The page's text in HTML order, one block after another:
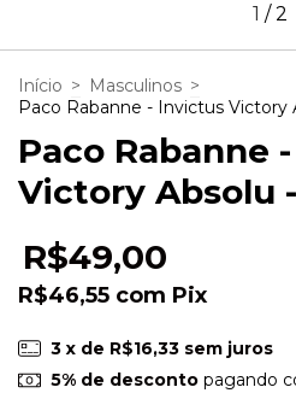
1 /2
Início > Masculinos >
Paco Rabanne - Invictus Victory
Paco Rabanne
Victory Absolu
R$49,00
R$46,55 com Pix
3 x de R$16,33 sem juros
5% de descontopagando